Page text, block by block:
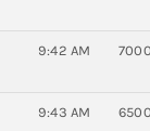
9:42 AM 7000
9:43 AM 6500